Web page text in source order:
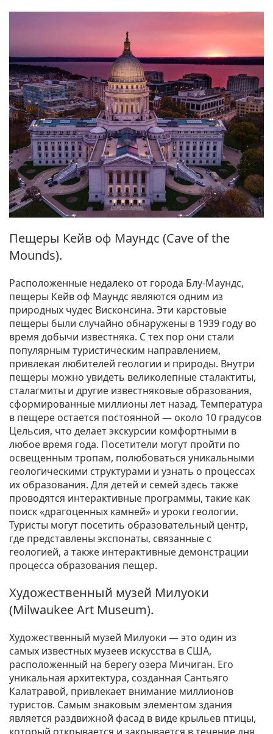
Пещеры Кейв оф Маундс (Cave of the
Mounds).
Расположенные недалеко от города Блу-Маундс,
пещеры Кейв оф Маундс являются одним из
природных чудес Висконсина. Эти карстовые
пещеры были случайно обнаружены в 1939 году во
время добычи известняка. С тех пор они стали
популярным туристическим направлением,
привлекая любителей геологии и природы. Внутри
пещеры можно увидеть великолепные сталактиты,
сталагмиты и другие известняковые образования,
сформированные миллионы лет назад. Температура
в пещере остается постоянной — около 10 градусов
Цельсия, что делает экскурсии комфортными в
любое время года. Посетители могут пройти по
освещенным тропам, полюбоваться уникальными
геологическими структурами и узнать о процессах
их образования. Для детей и семей здесь также
проводятся интерактивные программы, такие как
поиск «драгоценных камней» и уроки геологии.
Туристы могут посетить образовательный центр,
где представлены экспонаты, связанные с
геологией, а также интерактивные демонстрации
процесса образования пещер.
Художественный музей Милуоки
(Milwaukee Art Museum).
Художественный музей Милуоки — это один из
самых известных музеев искусства в США,
расположенный на берегу озера Мичиган. Его
уникальная архитектура, созданная Сантьяго
Калатравой, привлекает внимание миллионов
туристов. Самым знаковым элементом здания
является раздвижной фасад в виде крыльев птицы,